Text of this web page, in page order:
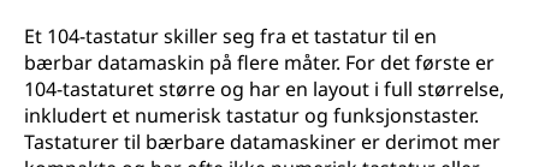
Et 104-tastatur skiller seg fra et tastatur til en
bærbar datamaskin på flere måter. For det første er
104-tastaturet større og har en layout i full størrelse,
inkludert et numerisk tastatur og funksjonstaster.
Tastaturer til bærbare datamaskiner er derimot mer